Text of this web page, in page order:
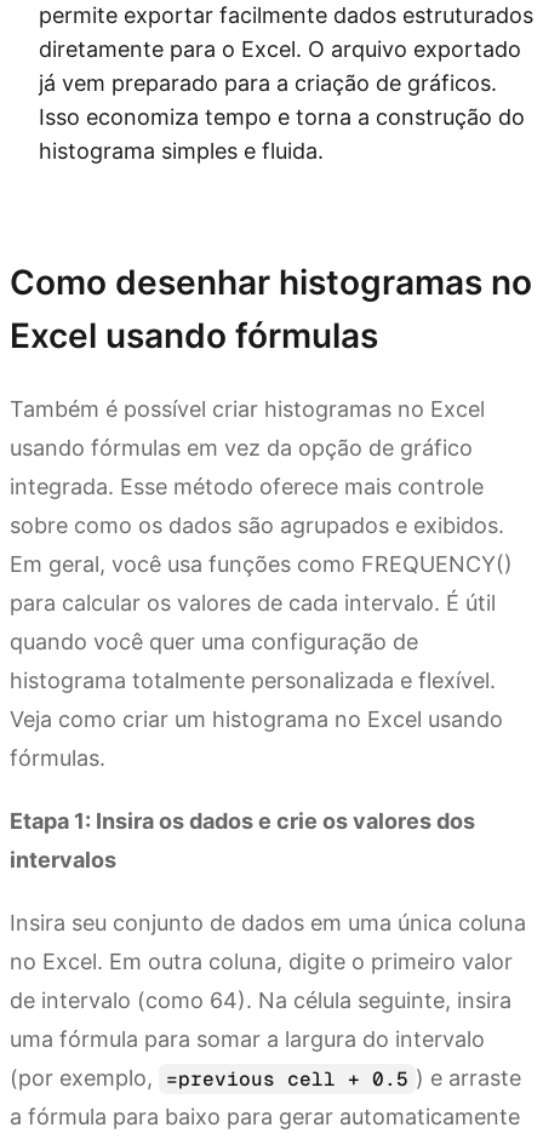
permite exportar facilmente dados estruturados
diretamente para o Excel. O arquivo exportado
já vem preparado para a criação de gráficos.
Isso economiza tempo e torna a construção do
histograma simples e fluida.
Como desenhar histogramas no
Excel usando fórmulas
Também é possível criar histogramas no Excel
usando fórmulas em vez da opção de gráfico
integrada. Esse método oferece mais controle
sobre como os dados são agrupados e exibidos.
Em geral, você usa funções como FREQUENCY()
para calcular os valores de cada intervalo. É útil
quando você quer uma configuração de
histograma totalmente personalizada e flexível.
Veja como criar um histograma no Excel usando
fórmulas.
Etapa 1: Insira os dados e crie os valores dos
intervalos
Insira seu conjunto de dados em uma única coluna
no Excel. Em outra coluna, digite o primeiro valor
de intervalo (como 64). Na célula seguinte, insira
uma fórmula para somar a largura do intervalo
(por exemplo,
=previous cell + 0.5 ) e arraste
a fórmula para baixo para gerar automaticamente